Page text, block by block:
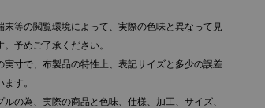
等の閲覧環境によって、実際の色味と異なって見
予めご了承ください。
寸で、布製品の特性上、表記サイズと多少の誤差
す。
の為、実際の商品と色味、仕様、加工、サイズ、